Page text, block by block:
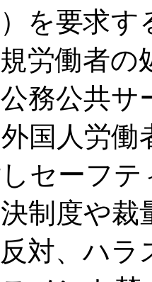
）を要求
労働者の
務公共
国人労働
セーフ
制度や
対、ハ